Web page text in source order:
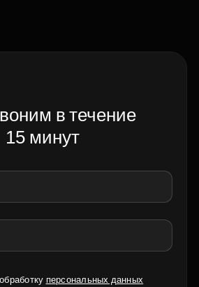
в течение
15 минут
персональных данных